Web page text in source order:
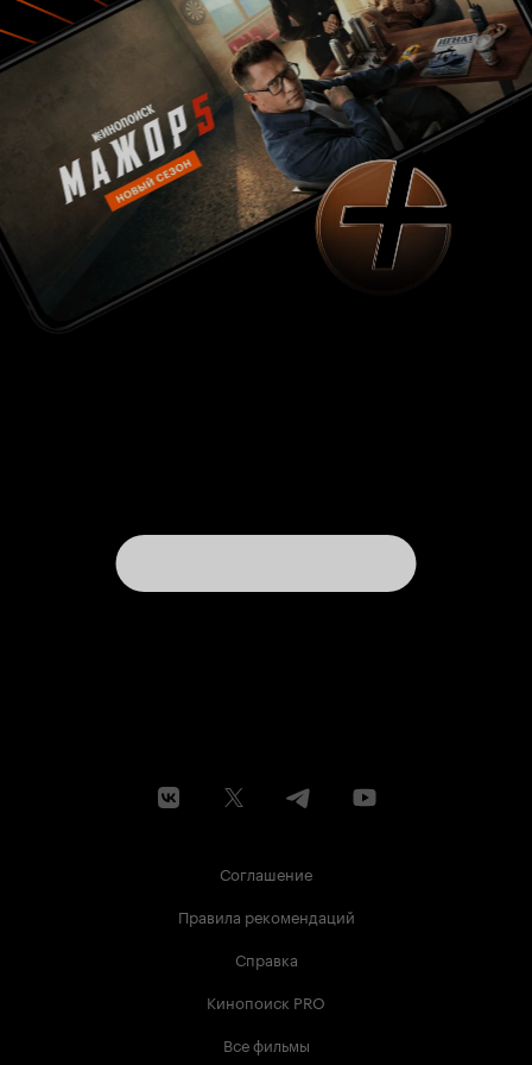
Соглашение
Правила рекомендаций
Справка
Кинопоиск PRO
Все фильмы